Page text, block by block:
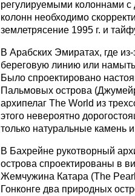
регулируемыми колоннами с
колонн необходимо
землетрясение 1995 г. и
В Арабских Эмиратах, где
береговую линию или
Было спроектировано
Пальмовых острова
архипелаг The World из
этого невероятно
только натуральные камень
В Бахрейне рукотворный
острова спроектированы в
Жемчужина Катара (The
Гонконге два природных